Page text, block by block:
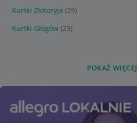
Kurtki Złotoryja (29)
Kurtki Głogów (23)
POKAŻ WIĘCEJ